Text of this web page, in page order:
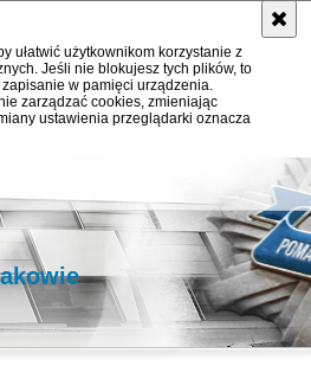
ułatwić użytkownikom korzystanie z
Jeśli nie blokujesz tych plików, to
w pamięci urządzenia.
zarządzać cookies, zmieniając
ustawienia przeglądarki oznacza